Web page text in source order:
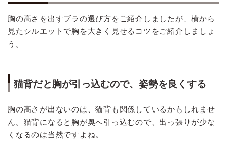
胸の高さを出すブラの選び方をご紹介しましたが、横から
見たシルエットで胸を大きく見せるコツをご紹介しましょ
う。
猫背だと胸が引っ込むので、姿勢を良くする
胸の高さが出ないのは、猫背も関係しているかもしれませ
ん。猫背になると胸が奥へ引っ込むので、出っ張りが少な
くなるのは当然ですよね。